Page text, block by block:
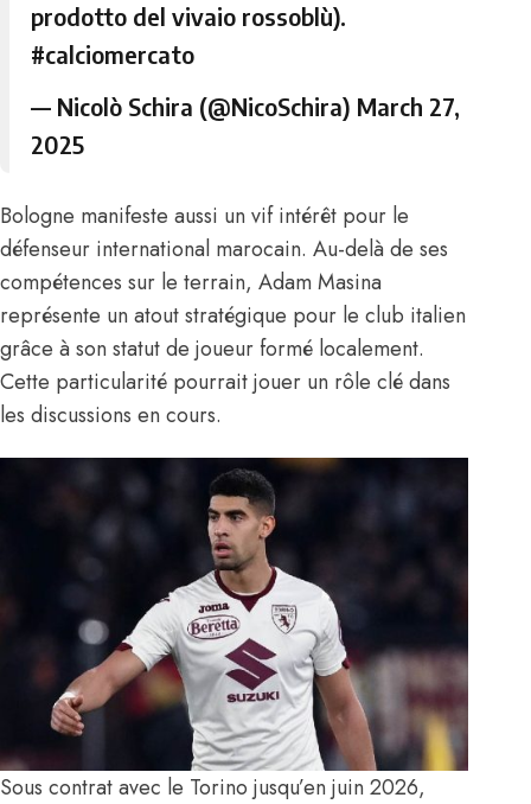
prodotto del vivaio rossoblù).
#calciomercato
— Nicolò Schira (@NicoSchira) March 27,
2025
Bologne manifeste aussi un vif intérêt pour le
défenseur international marocain. Au-delà de ses
compétences sur le terrain, Adam Masina
représente un atout stratégique pour le club italien
grâce à son statut de joueur formé localement.
Cette particularité pourrait jouer un rôle clé dans
les discussions en cours.
Sous contrat avec le Torino jusqu’en juin 2026,